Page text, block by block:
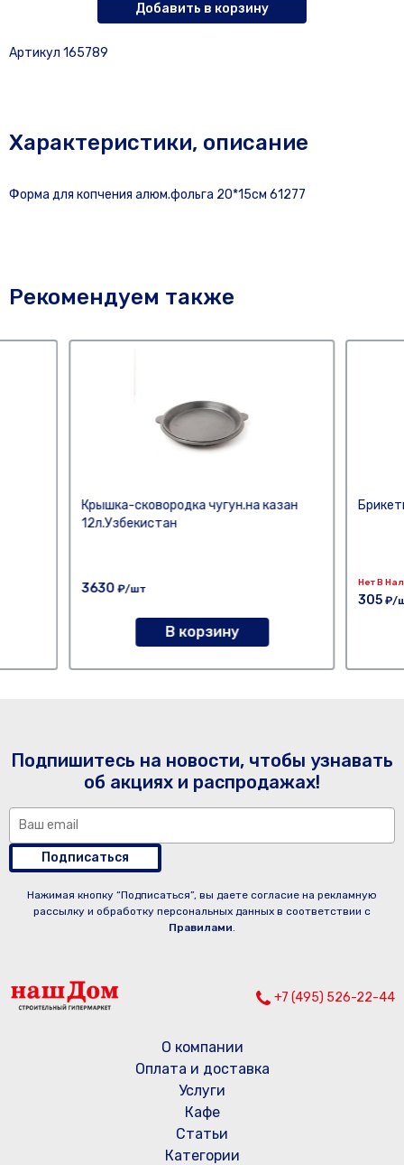
Добавить в корзину
Артикул 165789
Характеристики, описание
Форма для копчения алюм.фольга 20*15см 61277
Рекомендуем также
Крышка-сковородка чугун.на казан
12л.Узбекистан
3630 ₽/шт
В корзину
Нет В
305 ₽/
Подпишитесь на новости, чтобы узнавать
об акциях и распродажах!
Подписаться
Нажимая кнопку “Подписаться”, вы даете согласие на рекламную
рассылку и обработку персональных данных в соответствии с
Правилами.
+7 (495) 526-22-44
О компании
Оплата и доставка
Услуги
Кафе
Статьи
Категории